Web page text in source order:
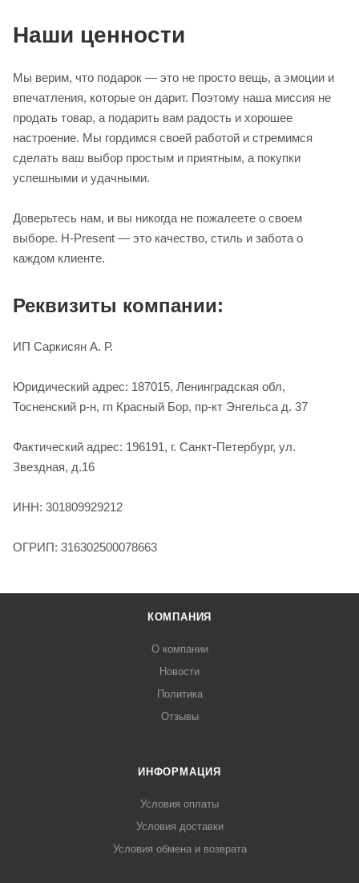
Наши ценности
Мы верим, что подарок — это не просто вещь, а эмоции и
впечатления, которые он дарит. Поэтому наша миссия не
продать товар, а подарить вам радость и хорошее
настроение. Мы гордимся своей работой и стремимся
сделать ваш выбор простым и приятным, а покупки
успешными и удачными.
Доверьтесь нам, и вы никогда не пожалеете о своем
выборе. H-Present — это качество, стиль и забота о
каждом клиенте.
Реквизиты компании:
ИП Саркисян А. Р.
Юридический адрес: 187015, Ленинградская обл,
Тосненский р-н, гп Красный Бор, пр-кт Энгельса д. 37
Фактический адрес: 196191, г. Санкт-Петербург, ул.
Звездная, д.16
ИНН: 301809929212
ОГРИП: 316302500078663
КОМПАНИЯ
О компании
Новости
Политика
Отзывы
ИНФОРМАЦИЯ
Условия оплаты
Условия доставки
Условия обмена и возврата